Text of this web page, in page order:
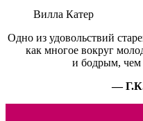
Вилла Катер
Одно из удовольствий
как многое вокруг
и бодрым, чем
— Г.К.